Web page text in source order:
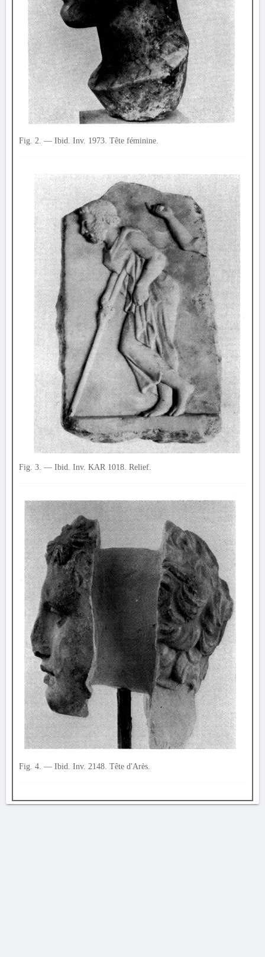
Fig. 2. — Ibid. Inv. 1973. Tête féminine.
Fig. 3. — Ibid. Inv. KAR 1018. Relief.
Fig. 4. — Ibid. Inv. 2148. Tête d'Arès.